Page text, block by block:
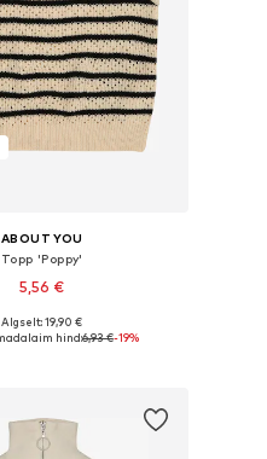
ABOUT YOU
Topp 'Poppy'
5,56 €
Algselt: 19,90 €
hind:6,93 €-19%